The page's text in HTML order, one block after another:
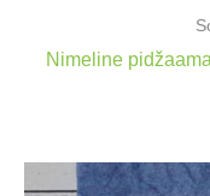
Nimeline